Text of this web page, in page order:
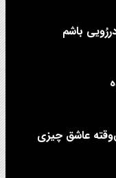
باشم
عاشق چیزی